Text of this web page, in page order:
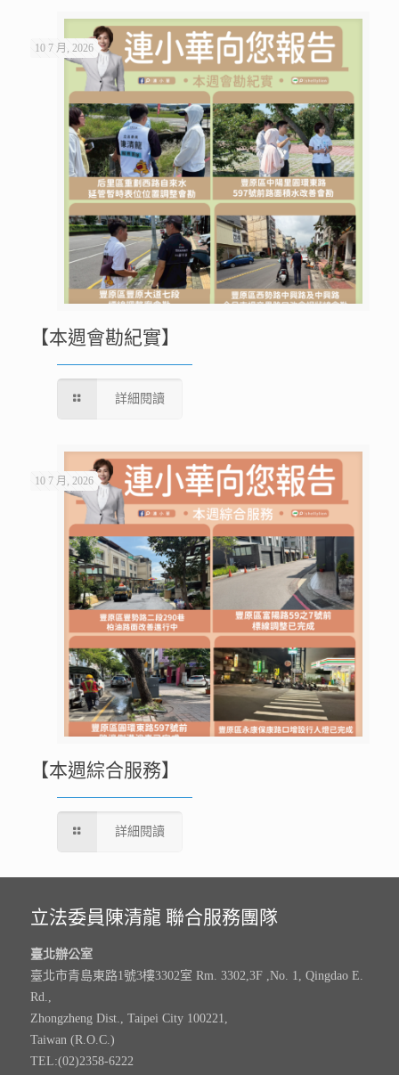
10 7 月, 2026
【本週會勘紀實】
詳細閱讀
10 7 月, 2026
【本週綜合服務】
詳細閱讀
立法委員陳清龍 聯合服務團隊
臺北辦公室
臺北市青島東路1號3樓3302室 Rm. 3302,3F ,No. 1, Qingdao E.
Rd.,
Zhongzheng Dist., Taipei City 100221,
Taiwan (R.O.C.)
TEL:(02)2358-6222